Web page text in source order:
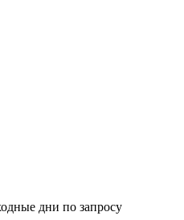
дни по запросу